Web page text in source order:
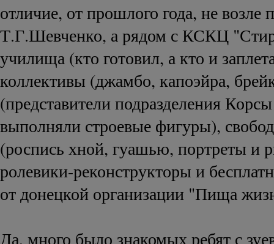
отличие, от прошлого года, не возле
Т.Г.Шевченко, а рядом с КСКЦ
училища (кто готовил, а кто и
коллективы (джамбо, капоэйра,
(представители подразделения
выполняли строевые фигуры),
(роспись хной, гуашью, портреты и
ролевики-реконструкторы и
от донецкой организации "Пища
Да, много было знакомых ребят с